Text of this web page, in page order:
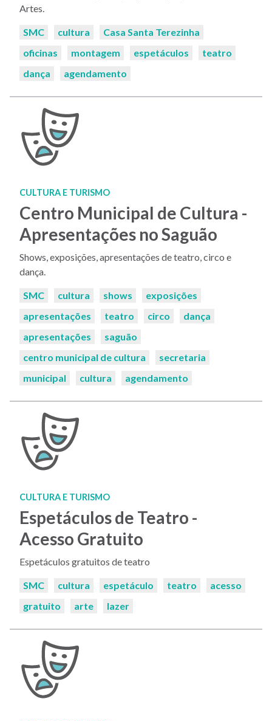
Artes.
Palavras-
SMC cultura
Casa Santa Terezinha
oficinas
montagem espetáculos
teatro
dança
agendamento
CULTURA E TURISMO
Centro Municipal de Cultura -
Apresentações no Saguão
Shows, exposições, apresentações de teatro, circo e
dança.
Palavras-
SMC cultura shows
exposições
apresentações
teatro circo
dança
apresentações
saguão
centro municipal de cultura
secretaria
municipal
cultura agendamento
CULTURA E TURISMO
Espetáculos de Teatro -
Acesso Gratuito
Espetáculos gratuitos de teatro
Palavras-
SMC cultura espetáculo teatro
acesso
gratuito
arte lazer